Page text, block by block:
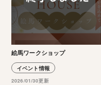
絵馬ワークショップ
イベント情報
2026/01/30更新